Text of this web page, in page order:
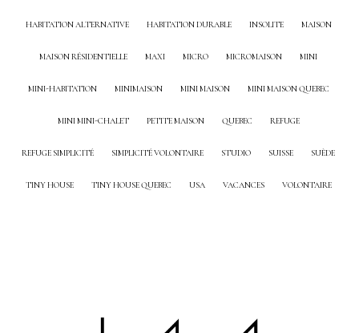
HABITATION ALTERNATIVE HABITATION DURABLE INSOLITE MAISON
MAISON RÉSIDENTIELLE MAXI MICRO MICROMAISON MINI
MINI-HABITATION MINIMAISON MINI MAISON MINI MAISON QUEBEC
MINI MINI-CHALET PETITE MAISON QUEBEC REFUGE
REFUGE SIMPLICITÉ SIMPLICITÉ VOLONTAIRE STUDIO SUISSE SUÈDE
TINY HOUSE TINY HOUSE QUEBEC USA VACANCES VOLONTAIRE